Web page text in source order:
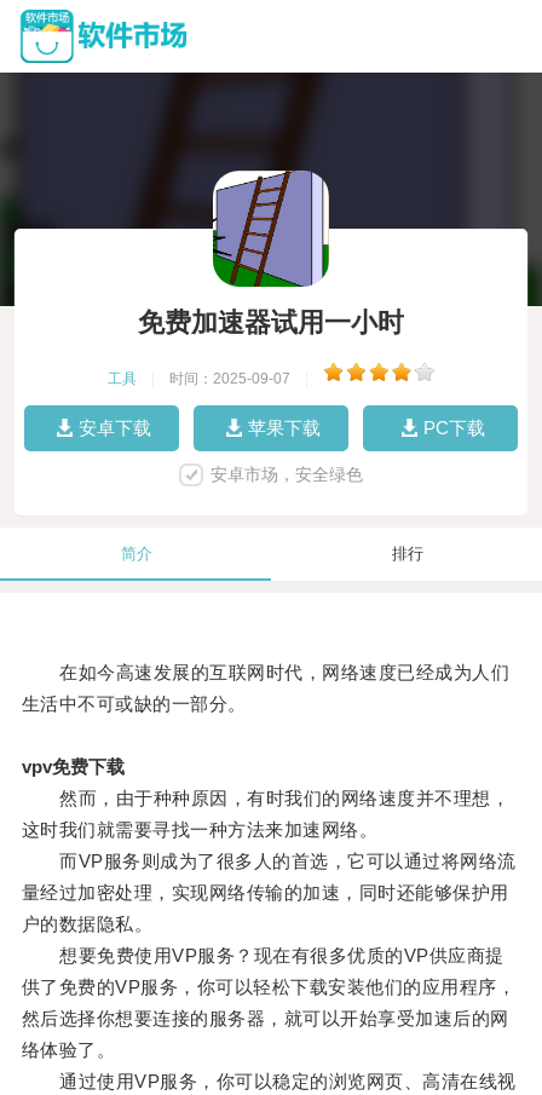
免费加速器试用一小时
工具 时间：2025-09-07
安卓下载 苹果下载 PC下载
安卓市场，安全绿色
简介 排行
在如今高速发展的互联网时代，网络速度已经成为人们
生活中不可或缺的一部分。
vpv免费下载
然而，由于种种原因，有时我们的网络速度并不理想，
这时我们就需要寻找一种方法来加速网络。
而VP服务则成为了很多人的首选，它可以通过将网络流
量经过加密处理，实现网络传输的加速，同时还能够保护用
户的数据隐私。
想要免费使用VP服务？现在有很多优质的VP供应商提
供了免费的VP服务，你可以轻松下载安装他们的应用程序，
然后选择你想要连接的服务器，就可以开始享受加速后的网
络体验了。
通过使用VP服务，你可以稳定的浏览网页、高清在线视